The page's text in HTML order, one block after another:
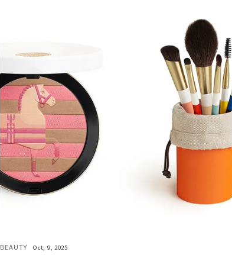
BEAUTY Oct, 9, 2025